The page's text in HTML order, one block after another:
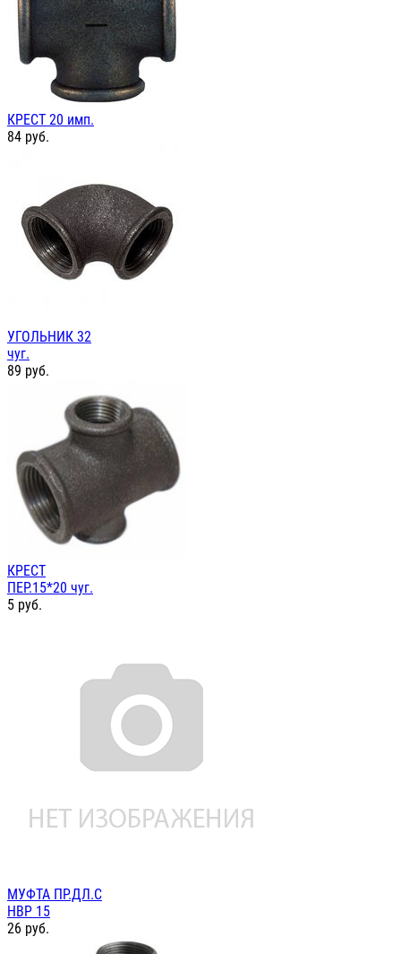
КРЕСТ 20 имп.
84 руб.
УГОЛЬНИК 32
чуг.
89 руб.
КРЕСТ
ПЕР.15*20 чуг.
5 руб.
МУФТА ПР.ДЛ.С
НВР 15
26 руб.